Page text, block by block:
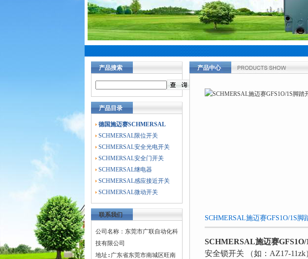
产品搜索
产品目录
德国施迈赛SCHMERSAL
SCHMERSAL限位开关
SCHMERSAL安全光电开关
SCHMERSAL安全门开关
SCHMERSAL继电器
SCHMERSAL感应接近开关
SCHMERSAL微动开关
联系我们
公司名称：东莞市广联自动化科
技有限公司
地址:广东省东莞市南城区旺南
产品中心
SCHMERSAL施迈赛GFS1O/1S脚
SCHMERSAL施迈赛GFS1O/
安全锁开关 （如：AZ17-11zk